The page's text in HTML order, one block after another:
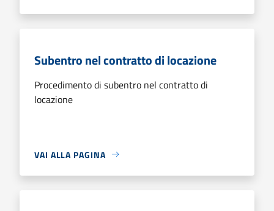
Subentro nel contratto di locazione
Procedimento di subentro nel contratto di
locazione
VAI ALLA PAGINA